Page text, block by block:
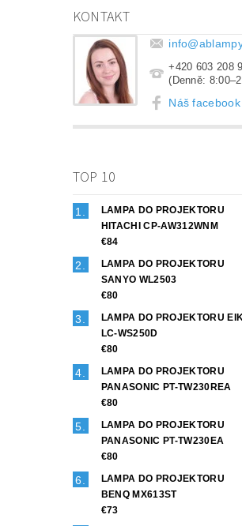
KONTAKT
info@
+420 603 208
(Denně:
Náš facebook
TOP 10
LAMPA DO PROJEKTORU
HITACHI CP-AW312WNM
€84
LAMPA DO PROJEKTORU
SANYO WL2503
€80
LAMPA DO PROJEKTORU
LC-WS250D
€80
LAMPA DO PROJEKTORU
PANASONIC PT-TW230REA
€80
LAMPA DO PROJEKTORU
PANASONIC PT-TW230EA
€80
LAMPA DO PROJEKTORU
BENQ MX613ST
€73